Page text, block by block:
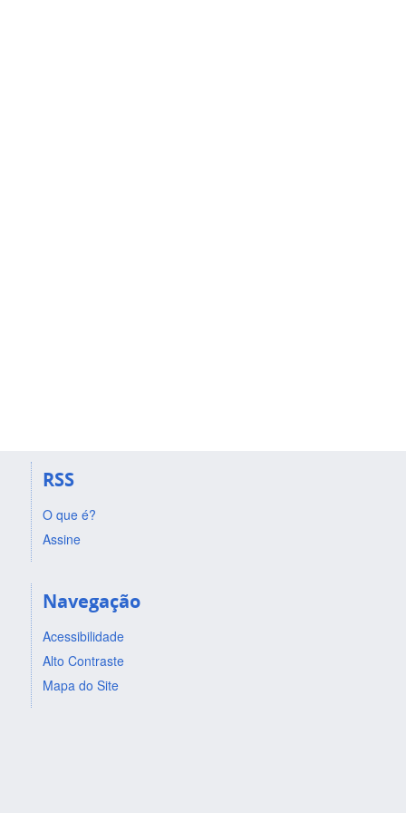
RSS
O que é?
Assine
Navegação
Acessibilidade
Alto Contraste
Mapa do Site